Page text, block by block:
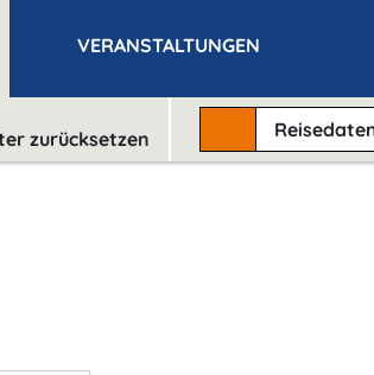
VERANSTALTUNGEN
zurücksetzen